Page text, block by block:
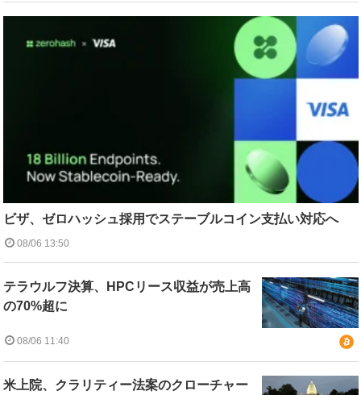
ビザ、ゼロハッシュ採用でステーブルコイン支払い対応へ
08/06 13:50
テラウルフ決算、HPCリース収益が売上高
の70%超に
08/06 11:40
米上院、クラリティー法案のクローチャー